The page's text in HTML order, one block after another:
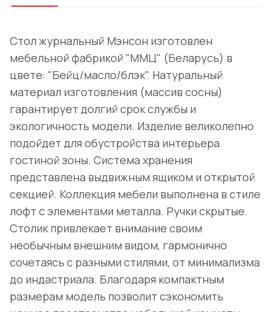
Стол журнальный Мэнсон изготовлен
мебельной фабрикой "ММЦ" (Беларусь) в
цвете: "Бейц/масло/блэк". Натуральный
материал изготовления (массив сосны)
гарантирует долгий срок службы и
экологичность модели. Изделие великолепно
подойдет для обустройства интерьера
гостиной зоны. Система хранения
представлена выдвижным ящиком и открытой
секцией. Коллекция мебели выполнена в стиле
лофт с элементами металла. Ручки скрытые.
Столик привлекает внимание своим
необычным внешним видом, гармонично
сочетаясь с разными стилями, от минимализма
до индастриала. Благодаря компактным
размерам модель позволит сэкономить